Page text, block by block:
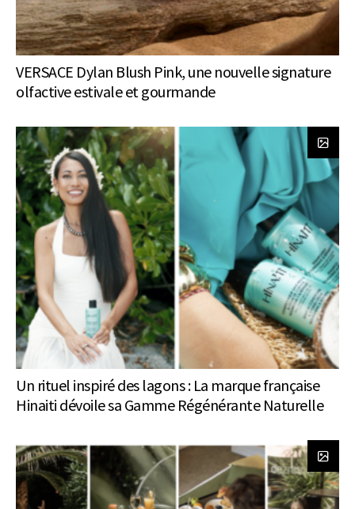
VERSACE Dylan Blush Pink, une nouvelle signature
olfactive estivale et gourmande
Un rituel inspiré des lagons : La marque française
Hinaiti dévoile sa Gamme Régénérante Naturelle